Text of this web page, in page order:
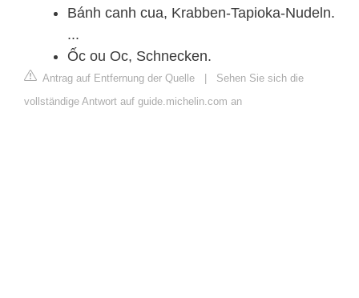
Bánh canh cua, Krabben-Tapioka-Nudeln.
...
Ốc ou Oc, Schnecken.
Antrag auf Entfernung der Quelle | Sehen Sie sich die
vollständige Antwort auf guide.michelin.com an